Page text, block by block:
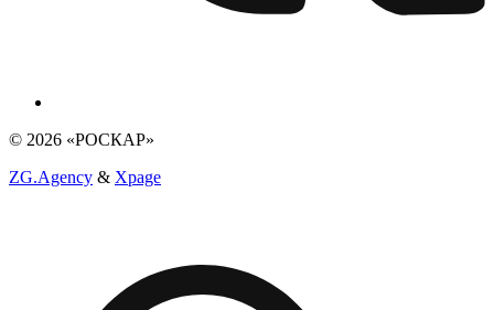
© 2026 «РОСКАР»
ZG.Agency & Xpage